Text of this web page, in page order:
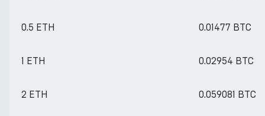
0.5 ETH 0.01477 BTC
1 ETH 0.02954 BTC
2 ETH 0.059081 BTC